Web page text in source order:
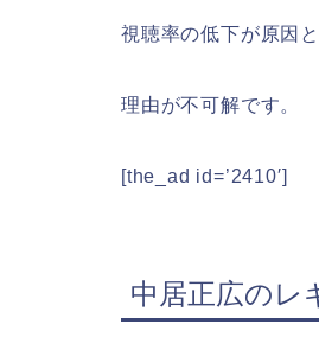
視聴率の低下が原因
理由が不可解です。
[the_ad id=’2410′]
中居正広のレ